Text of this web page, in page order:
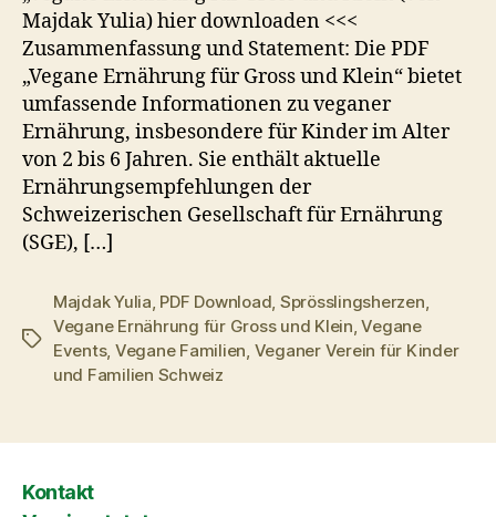
Majdak Yulia) hier downloaden <<<
Zusammenfassung und Statement: Die PDF
„Vegane Ernährung für Gross und Klein“ bietet
umfassende Informationen zu veganer
Ernährung, insbesondere für Kinder im Alter
von 2 bis 6 Jahren. Sie enthält aktuelle
Ernährungsempfehlungen der
Schweizerischen Gesellschaft für Ernährung
(SGE), […]
Schlagwörter
Majdak Yulia, PDF Download, Sprösslingsherzen,
Vegane Ernährung für Gross und Klein,Vegane
Events, Vegane Familien, Veganer Verein für Kinder
und Familien Schweiz
Kontakt